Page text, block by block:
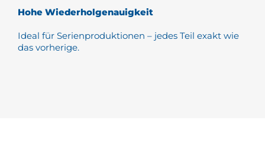
Hohe Wiederholgenauigkeit
Ideal für Serienproduktionen – jedes Teil exakt wie
das vorherige.